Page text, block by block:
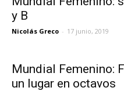
y B
Nicolás Greco - 17 junio, 2019
Mundial Femenino:
un lugar en octavos